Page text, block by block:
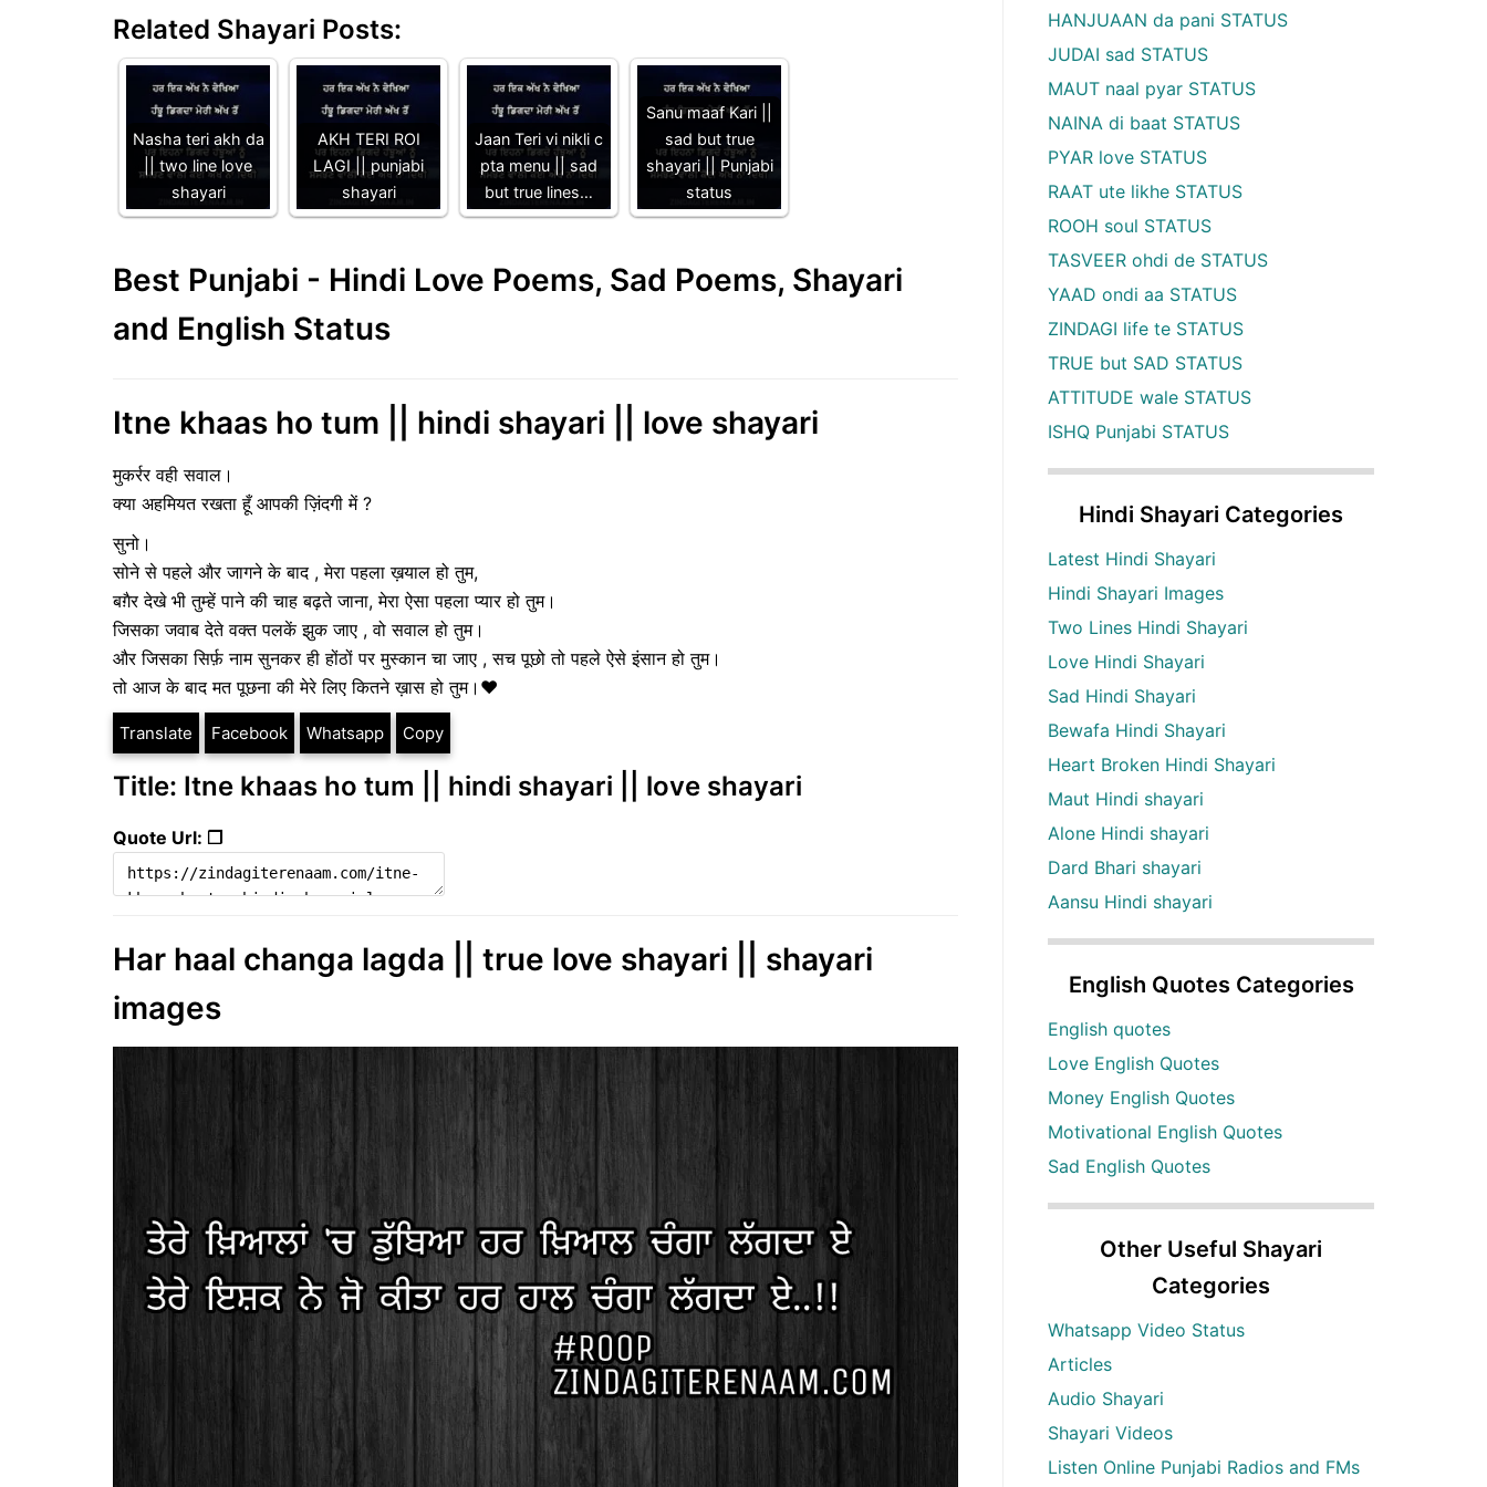
Related Shayari Posts:
Nasha teri akh da
|| two line love
shayari
AKH TERI ROI
LAGI || punjabi
shayari
Jaan Teri vi nikli c
pta menu || sad
but true lines…
Sanu maaf Kari ||
sad but true
shayari || Punjabi
status
Best Punjabi - Hindi Love Poems, Sad Poems, Shayari
and English Status
Itne khaas ho tum || hindi shayari || love shayari
मुकर्रर वही सवाल।
क्या अहमियत रखता हूँ आपकी ज़िंदगी में ?
सुनो।
सोने से पहले और जागने के बाद , मेरा पहला ख़याल हो तुम,
बग़ैर देखे भी तुम्हें पाने की चाह बढ़ते जाना, मेरा ऐसा पहला प्यार हो तुम।
जिसका जवाब देते वक्त पलकें झुक जाए , वो सवाल हो तुम।
और जिसका सिर्फ़ नाम सुनकर ही होंठों पर मुस्कान चा जाए , सच पूछो तो पहले ऐसे इंसान हो तुम।
तो आज के बाद मत पूछना की मेरे लिए कितने ख़ास हो तुम।❤️
Translate Facebook Whatsapp Copy
Title: Itne khaas ho tum || hindi shayari || love shayari
Quote Url: ❐
Har haal changa lagda || true love shayari || shayari
images
HANJUAAN da pani STATUS
JUDAI sad STATUS
MAUT naal pyar STATUS
NAINA di baat STATUS
PYAR love STATUS
RAAT ute likhe STATUS
ROOH soul STATUS
TASVEER ohdi de STATUS
YAAD ondi aa STATUS
ZINDAGI life te STATUS
TRUE but SAD STATUS
ATTITUDE wale STATUS
ISHQ Punjabi STATUS
Hindi Shayari Categories
Latest Hindi Shayari
Hindi Shayari Images
Two Lines Hindi Shayari
Love Hindi Shayari
Sad Hindi Shayari
Bewafa Hindi Shayari
Heart Broken Hindi Shayari
Maut Hindi shayari
Alone Hindi shayari
Dard Bhari shayari
Aansu Hindi shayari
English Quotes Categories
English quotes
Love English Quotes
Money English Quotes
Motivational English Quotes
Sad English Quotes
Other Useful Shayari
Categories
Whatsapp Video Status
Articles
Audio Shayari
Shayari Videos
Listen Online Punjabi Radios and FMs